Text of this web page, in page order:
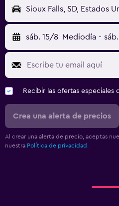
Sioux Falls, SD, Estados
sáb. 15/8 Mediodía -
Recibir las ofertas especiales
Crea una alerta de precios
Al crear una alerta de precio, aceptas
nuestra Política de privacidad.